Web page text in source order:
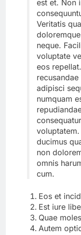
est et. Non
Veritatis
neque.
voluptate
eos
adipisci
numquam
ducimus
non
omnis
cum.
Eos et
Est iure
Quae
Autem